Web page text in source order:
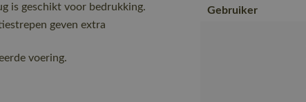
is geschikt voor bedrukking.
geven extra
voering.
Gebruiker